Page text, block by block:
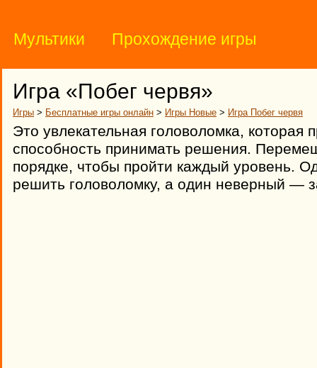
Мультики Прохождение игры
Игра «Побег червя»
Игры > Бесплатные игры онлайн > Игры Новые > Игра Побег червя
Это увлекательная головоломка, которая
способность принимать решения.
порядке, чтобы пройти каждый уровень.
решить головоломку, а один неверный —